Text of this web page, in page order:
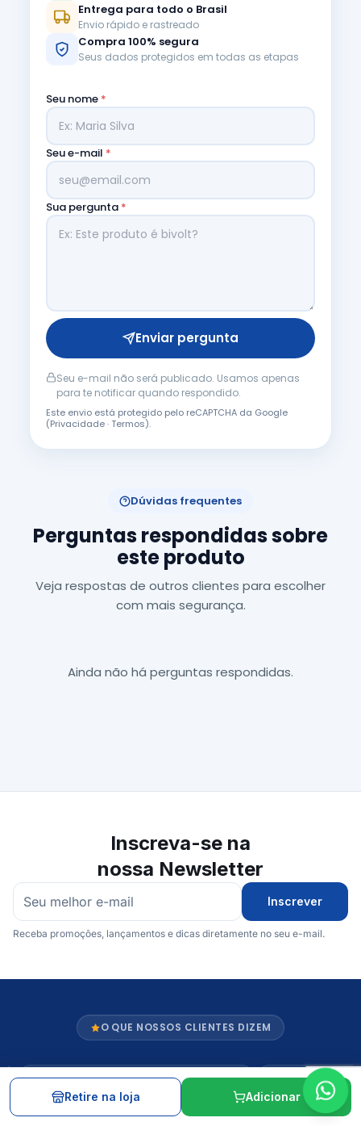
Entrega para todo o Brasil
Envio rápido e rastreado
Compra 100% segura
Seus dados protegidos em todas as etapas
Seu nome *
Seu e-mail *
Sua pergunta *
Enviar pergunta
Seu e-mail não será publicado. Usamos apenas
para te notificar quando respondido.
Este envio está protegido pelo reCAPTCHA da Google
(Privacidade·Termos).
Dúvidas frequentes
Perguntas respondidas sobre
este produto
Veja respostas de outros clientes para escolher
com mais segurança.
Ainda não há perguntas respondidas.
Inscreva-se na
nossa Newsletter
Inscrever
Receba promoções, lançamentos e dicas diretamente no seu e-mail.
O QUE NOSSOS CLIENTES DIZEM
Nota 5 de 5 estrelas
Fácil acesso. Bem localizado.
Nota 5 de 5
Ótimo
Retire na loja Adicionar